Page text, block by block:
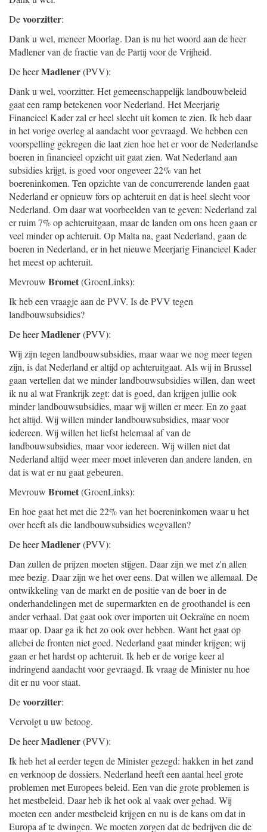
Devoorzitter:
Dank u wel, meneer Moorlag. Dan is nu het woord aan de heer
Madlener van de fractie van de Partij voor de Vrijheid.
De heerMadlener(PVV):
Dank u wel, voorzitter. Het gemeenschappelijk landbouwbeleid
gaat een ramp betekenen voor Nederland. Het Meerjarig
Financieel Kader zal er heel slecht uit komen te zien. Ik heb daar
in het vorige overleg al aandacht voor gevraagd. We hebben een
voorspelling gekregen die laat zien hoe het er voor de Nederlandse
boeren in financieel opzicht uit gaat zien. Wat Nederland aan
subsidies krijgt, is goed voor ongeveer 22% van het
boereninkomen. Ten opzichte van de concurrerende landen gaat
Nederland er opnieuw fors op achteruit en dat is heel slecht voor
Nederland. Om daar wat voorbeelden van te geven: Nederland zal
er ruim 7% op achteruitgaan, maar de landen om ons heen gaan er
veel minder op achteruit. Op Malta na, gaat Nederland, gaan de
boeren in Nederland, er in het nieuwe Meerjarig Financieel Kader
het meest op achteruit.
Mevrouw Bromet(GroenLinks):
Ik heb een vraagje aan de PVV. Is de PVV tegen
landbouwsubsidies?
De heerMadlener(PVV):
Wij zijn tegen landbouwsubsidies, maar waar we nog meer tegen
zijn, is dat Nederland er altijd op achteruitgaat. Als wij in Brussel
gaan vertellen dat we minder landbouwsubsidies willen, dan weet
ik nu al wat Frankrijk zegt: dat is goed, dan krijgen jullie ook
minder landbouwsubsidies, maar wij willen er meer. En zo gaat
het altijd. Wij willen minder landbouwsubsidies, maar voor
iedereen. Wij willen het liefst helemaal af van de
landbouwsubsidies, maar voor iedereen. Wij willen niet dat
Nederland altijd weer meer moet inleveren dan andere landen, en
dat is wat er nu gaat gebeuren.
Mevrouw Bromet(GroenLinks):
En hoe gaat het met die 22% van het boereninkomen waar u het
over heeft als die landbouwsubsidies wegvallen?
De heerMadlener(PVV):
Dan zullen de prijzen moeten stijgen. Daar zijn we met z'n allen
mee bezig. Daar zijn we het over eens. Dat willen we allemaal. De
ontwikkeling van de markt en de positie van de boer in de
onderhandelingen met de supermarkten en de groothandel is een
ander verhaal. Dat gaat ook over importen uit Oekraïne en noem
maar op. Daar ga ik het zo ook over hebben. Want het gaat op
allebei de fronten niet goed. Nederland gaat minder krijgen; wij
gaan er het hardst op achteruit. Ik heb er de vorige keer al
indringend aandacht voor gevraagd. Ik vraag de Minister nu hoe
dit er nu voor staat.
Devoorzitter:
Vervolgt u uw betoog.
De heerMadlener(PVV):
Ik heb het al eerder tegen de Minister gezegd: hakken in het zand
en verknoop de dossiers. Nederland heeft een aantal heel grote
problemen met Europees beleid. Een van die grote problemen is
het mestbeleid. Daar heb ik het ook al vaak over gehad. Wij
moeten een ander mestbeleid krijgen en nu is de kans om dat in
Europa af te dwingen. We moeten zorgen dat de bedrijven die de